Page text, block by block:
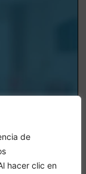
de
hacer clic en